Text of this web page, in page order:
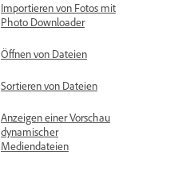
Importieren von Fotos mit
Photo Downloader
Öffnen von Dateien
Sortieren von Dateien
Anzeigen einer Vorschau
dynamischer
Mediendateien